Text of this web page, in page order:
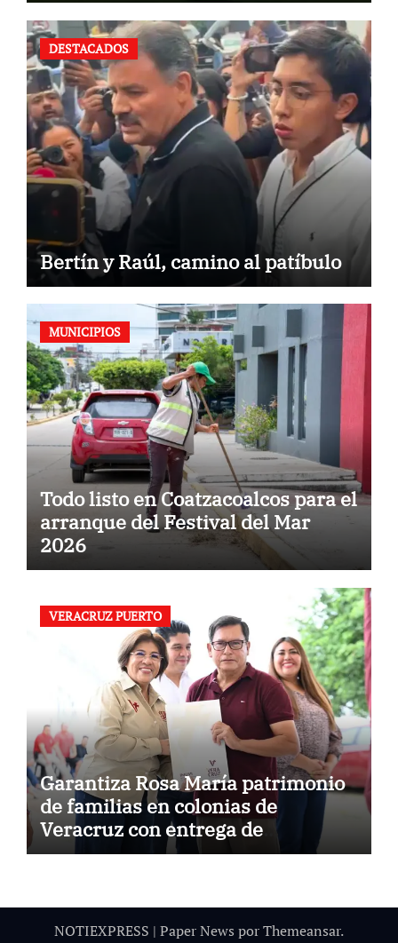
DESTACADOS
Bertín y Raúl, camino al patíbulo
MUNICIPIOS
Todo listo en Coatzacoalcos para el
arranque del Festival del Mar
2026
VERACRUZ PUERTO
Garantiza Rosa María patrimonio
de familias en colonias de
Veracruz con entrega de
escrituras
NOTIEXPRESS | Paper News porThemeansar.